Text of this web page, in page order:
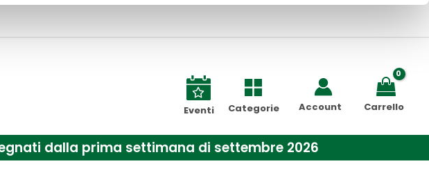
Eventi Categorie Account Carrello
dalla prima settimana di settembre 2026